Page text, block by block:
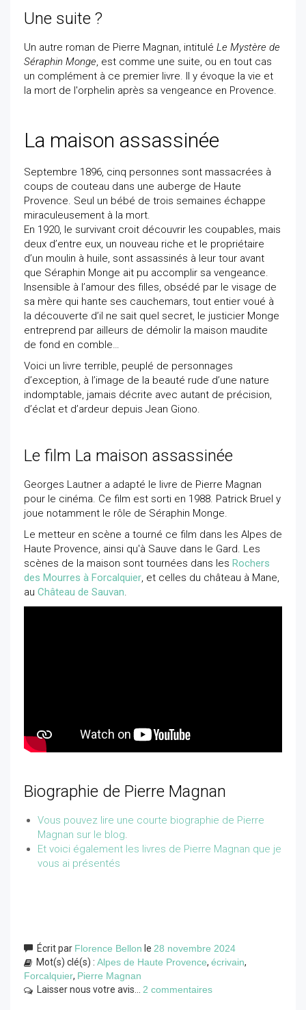
Une suite ?
Un autre roman de Pierre Magnan, intitulé Le Mystère de
Séraphin Monge, est comme une suite, ou en tout cas
un complément à ce premier livre. Il y évoque la vie et
la mort de l'orphelin après sa vengeance en Provence.
La maison assassinée
Septembre 1896, cinq personnes sont massacrées à
coups de couteau dans une auberge de Haute
Provence. Seul un bébé de trois semaines échappe
miraculeusement à la mort.
En 1920, le survivant croit découvrir les coupables, mais
deux d’entre eux, un nouveau riche et le propriétaire
d’un moulin à huile, sont assassinés à leur tour avant
que Séraphin Monge ait pu accomplir sa vengeance.
Insensible à l’amour des filles, obsédé par le visage de
sa mère qui hante ses cauchemars, tout entier voué à
la découverte d’il ne sait quel secret, le justicier Monge
entreprend par ailleurs de démolir la maison maudite
de fond en comble…
Voici un livre terrible, peuplé de personnages
d’exception, à l’image de la beauté rude d’une nature
indomptable, jamais décrite avec autant de précision,
d’éclat et d’ardeur depuis Jean Giono.
Le film La maison assassinée
Georges Lautner a adapté le livre de Pierre Magnan
pour le cinéma. Ce film est sorti en 1988. Patrick Bruel y
joue notamment le rôle de Séraphin Monge.
Le metteur en scène a tourné ce film dans les Alpes de
Haute Provence, ainsi qu'à Sauve dans le Gard. Les
scènes de la maison sont tournées dans les Rochers
des Mourres à Forcalquier, et celles du château à Mane,
au Château de Sauvan.
Biographie de Pierre Magnan
Vous pouvez lire une courte biographie de Pierre
Magnan sur le blog.
Et voici également les livres de Pierre Magnan que je
vous ai présentés
Écrit par Florence Bellon le 28 novembre 2024
Mot(s) clé(s) : Alpes de Haute Provence, écrivain,
Forcalquier, Pierre Magnan
Laisser nous votre avis... 2 commentaires